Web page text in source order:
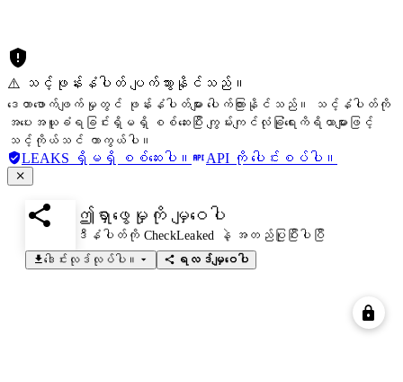
⚠️ သင့်ဖုန်းနံပါတ် ပျက်သွားနိုင်သည်။
ဒေတာဖောက်ဖျက်မှုတွင် ဖုန်းနံပါတ်များ ပေါက်ကြားနိုင်သည်။ သင့်နံပါတ်ကို
အပေးအယူခံရခြင်းရှိမရှိ စစ်ဆေးပြီး ကျွမ်းကျင်လုံခြုံရေးကိရိယာများဖြင့်
သင့်ကိုယ်သင် ကာကွယ်ပါ။
LEAKS ရှိမရှိ စစ်ဆေးပါ။ API ကို ပေါင်းစပ်ပါ။
ဤရှာဖွေမှုကို မျှဝေပါ
ဒီနံပါတ်ကို CheckLeaked နဲ့ အတည်ပြုပြီးပါပြီ
ဒေါင်းလုဒ်လုပ်ပါ။
ရလဒ်မျှဝေပါ